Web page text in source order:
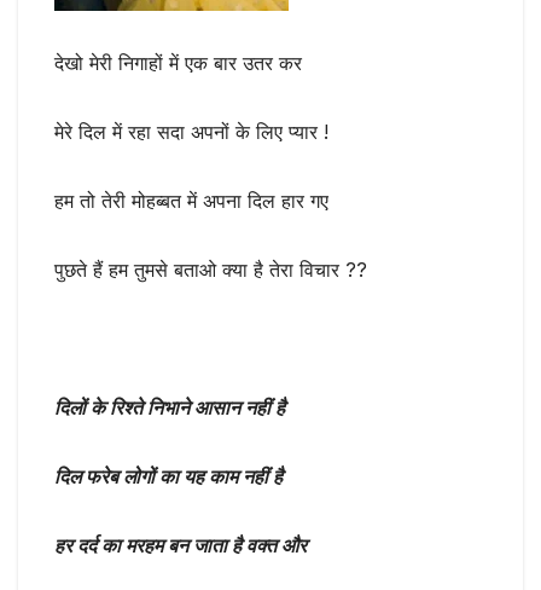
देखो मेरी निगाहों में एक बार उतर कर
मेरे दिल में रहा सदा अपनों के लिए प्यार !
हम तो तेरी मोहब्बत में अपना दिल हार गए
पुछते हैं हम तुमसे बताओ क्या है तेरा विचार ??
दिलों के रिश्ते निभाने आसान नहीं है
दिल फरेब लोगों का यह काम नहीं है
हर दर्द का मरहम बन जाता है वक्त और